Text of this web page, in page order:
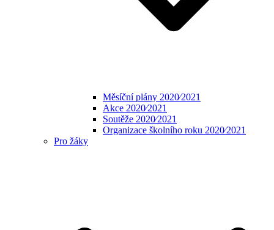
Měsíční plány 2020⁄2021
Akce 2020⁄2021
Soutěže 2020⁄2021
Organizace školního roku 2020⁄2021
Pro žáky